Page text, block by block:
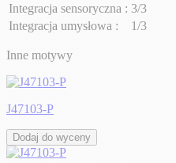
Integracja sensoryczna : 3/3
Integracja umysłowa :
1/3
Inne motywy
J47103-P
Dodaj do wyceny